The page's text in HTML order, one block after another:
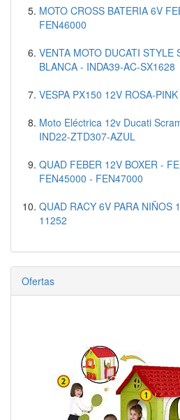
MOTO CROSS BATERIA 6V
FEN46000
VENTA MOTO DUCATI STYLE
BLANCA - INDA39-AC-SX1628
VESPA PX150 12V ROSA-
Moto Eléctrica 12v Ducati
IND22-ZTD307-AZUL
QUAD FEBER 12V BOXER -
FEN45000 - FEN47000
QUAD RACY 6V PARA NIÑOS
11252
Ofertas